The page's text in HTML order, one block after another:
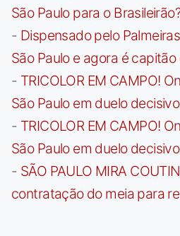
São Paulo para o
- Dispensado pelo
São Paulo e agora é
- TRICOLOR EM CAMPO!
São Paulo em duelo
- TRICOLOR EM CAMPO!
São Paulo em duelo
- SÃO PAULO MIRA
contratação do meia para